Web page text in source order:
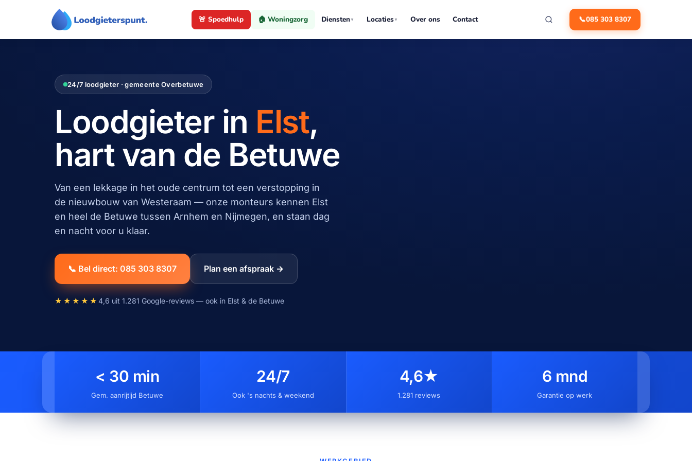
🚨 Spoedhulp 🏠 Woningzorg Diensten▼ Locaties▼ Over ons Contact 📞085 303 8307
de
24/7 loodgieter · gemeente Overbetuwe
Loodgieter in Elst,
hart van de Betuwe
Van een lekkage in het oude centrum tot een verstopping in
de nieuwbouw van Westeraam — onze monteurs kennen Elst
en heel de Betuwe tussen Arnhem en Nijmegen, en staan dag
en nacht voor u klaar.
📞 Bel direct: 085 303 8307 Plan een afspraak →
★★★★★ 4,6 uit 1.281 Google-reviews — ook in Elst & de Betuwe
< 30 min
Gem. aanrijtijd Betuwe
24/7
Ook 's nachts & weekend
4,6★
1.281 reviews
6 mnd
Garantie op werk